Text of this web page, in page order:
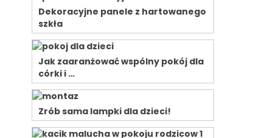
Dekoracyjne panele z hartowanego
szkła
Jak zaaranżować wspólny pokój dla
córki i …
Zrób sama lampki dla dzieci!